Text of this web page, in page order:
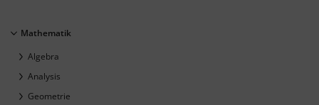
Mathematik
Algebra
Analysis
Geometrie